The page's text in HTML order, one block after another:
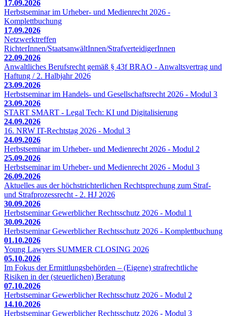
17.09.2026
Herbstseminar im Urheber- und Medienrecht 2026 -
Komplettbuchung
17.09.2026
Netzwerktreffen
RichterInnen/StaatsanwältInnen/StrafverteidigerInnen
22.09.2026
Anwaltliches Berufsrecht gemäß § 43f BRAO - Anwaltsvertrag und
Haftung / 2. Halbjahr 2026
23.09.2026
Herbstseminar im Handels- und Gesellschaftsrecht 2026 - Modul 3
23.09.2026
START SMART - Legal Tech: KI und Digitalisierung
24.09.2026
16. NRW IT-Rechtstag 2026 - Modul 3
24.09.2026
Herbstseminar im Urheber- und Medienrecht 2026 - Modul 2
25.09.2026
Herbstseminar im Urheber- und Medienrecht 2026 - Modul 3
26.09.2026
Aktuelles aus der höchstrichterlichen Rechtsprechung zum Straf-
und Strafprozessrecht - 2. HJ 2026
30.09.2026
Herbstseminar Gewerblicher Rechtsschutz 2026 - Modul 1
30.09.2026
Herbstseminar Gewerblicher Rechtsschutz 2026 - Komplettbuchung
01.10.2026
Young Lawyers SUMMER CLOSING 2026
05.10.2026
Im Fokus der Ermittlungsbehörden – (Eigene) strafrechtliche
Risiken in der (steuerlichen) Beratung
07.10.2026
Herbstseminar Gewerblicher Rechtsschutz 2026 - Modul 2
14.10.2026
Herbstseminar Gewerblicher Rechtsschutz 2026 - Modul 3